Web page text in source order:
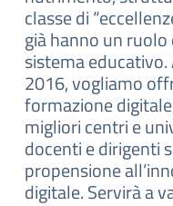
classe di
già hanno un
sistema educativo.
2016, vogliamo
formazione
migliori centri e
docenti e dirigenti
propensione
digitale. Servirà a